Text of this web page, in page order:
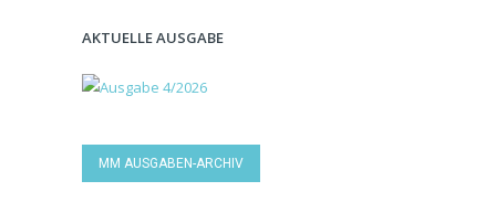
AKTUELLE AUSGABE
MM AUSGABEN-ARCHIV